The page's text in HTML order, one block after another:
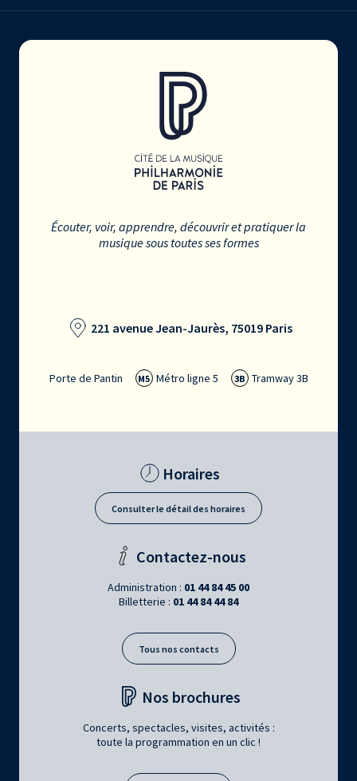
Écouter, voir, apprendre, découvrir et pratiquer la
musique sous toutes ses formes
221 avenue Jean-Jaurès, 75019 Paris
Porte de Pantin M5 Métro ligne 5 3B Tramway 3B
Horaires
Consulter le détail des horaires
Contactez-nous
Administration : 01 44 84 45 00
Billetterie : 01 44 84 44 84
Tous nos contacts
Nos brochures
Concerts, spectacles, visites, activités :
toute la programmation en un clic !